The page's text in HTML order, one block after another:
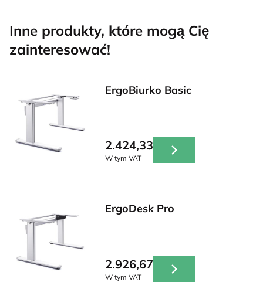
Inne produkty, które mogą Cię
zainteresować!
ErgoBiurko Basic
2.424,33
W tym VAT
ErgoDesk Pro
2.926,67
W tym VAT